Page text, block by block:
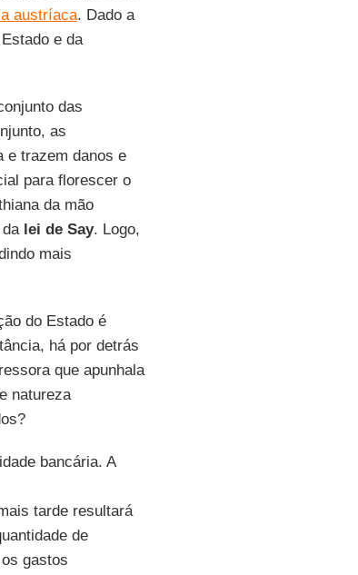
austríaca. Dado a
e da
das
as
e trazem danos e
para florescer o
da mão
lei de Say. Logo,
mais
do Estado é
há por detrás
que apunhala
natureza
bancária. A
tarde resultará
de
gastos